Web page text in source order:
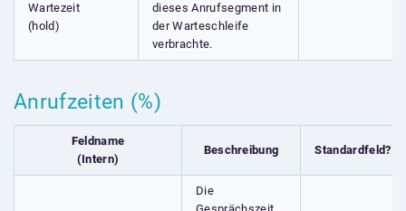
Wartezeit
(hold)
dieses Anrufsegment in
der Warteschleife
verbrachte.
Anrufzeiten (%)
Feldname
(Intern)
Beschreibung Standardfeld?
Die